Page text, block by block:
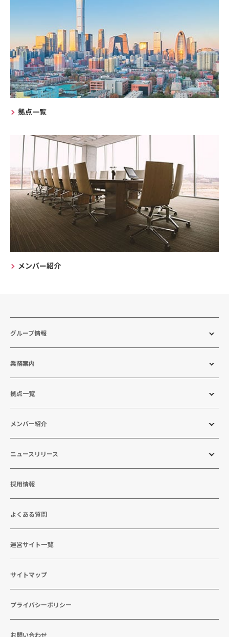
拠点一覧
メンバー紹介
グループ情報
業務案内
拠点一覧
メンバー紹介
ニュースリリース
採用情報
よくある質問
運営サイト一覧
サイトマップ
プライバシーポリシー
お問い合わせ